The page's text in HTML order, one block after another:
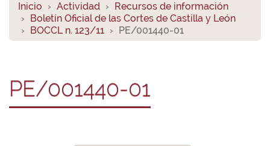
Inicio Actividad
Recursos de información
Boletín Oficial de las Cortes de Castilla y León
BOCCL n. 123/11
PE/001440-01
PE/001440-01